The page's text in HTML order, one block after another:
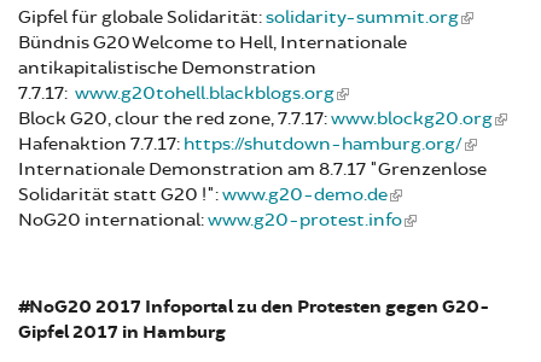
Gipfel für globale Solidarität:solidarity-summit.org
Bündnis G20 Welcome to Hell, Internationale
antikapitalistische Demonstration
7.7.17: www.g20tohell.blackblogs.org
Block G20, clour the red zone, 7.7.17:www.blockg20.org
Hafenaktion 7.7.17: https://shutdown-hamburg.org/
Internationale Demonstration am 8.7.17 "Grenzenlose
Solidarität statt G20 !":www.g20-demo.de
​​​​​​​NoG20 international:www.g20-protest.info
#NoG20 2017 Infoportal zu den Protesten gegen G20-
Gipfel 2017 in Hamburg